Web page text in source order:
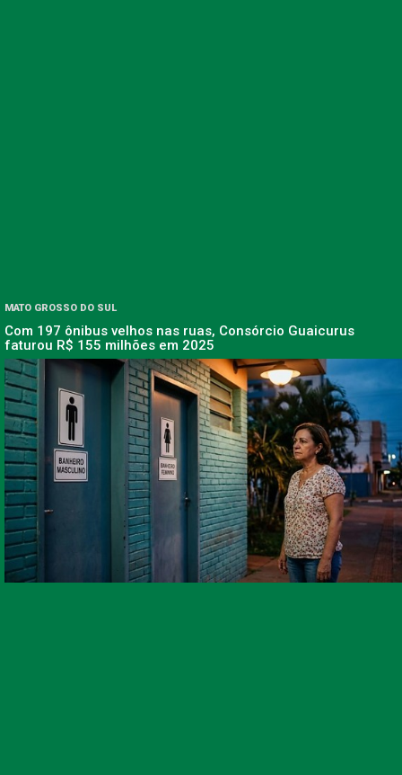
MATO GROSSO DO SUL
Com 197 ônibus velhos nas ruas, Consórcio Guaicurus
faturou R$ 155 milhões em 2025